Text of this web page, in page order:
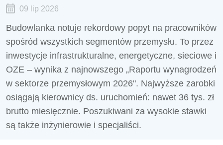
09 lip 2026
Budowlanka notuje rekordowy popyt na pracowników
spośród wszystkich segmentów przemysłu. To przez
inwestycje infrastrukturalne, energetyczne, sieciowe i
OZE – wynika z najnowszego „Raportu wynagrodzeń
w sektorze przemysłowym 2026". Najwyższe zarobki
osiągają kierownicy ds. uruchomień: nawet 36 tys. zł
brutto miesięcznie. Poszukiwani za wysokie stawki
są także inżynierowie i specjaliści.